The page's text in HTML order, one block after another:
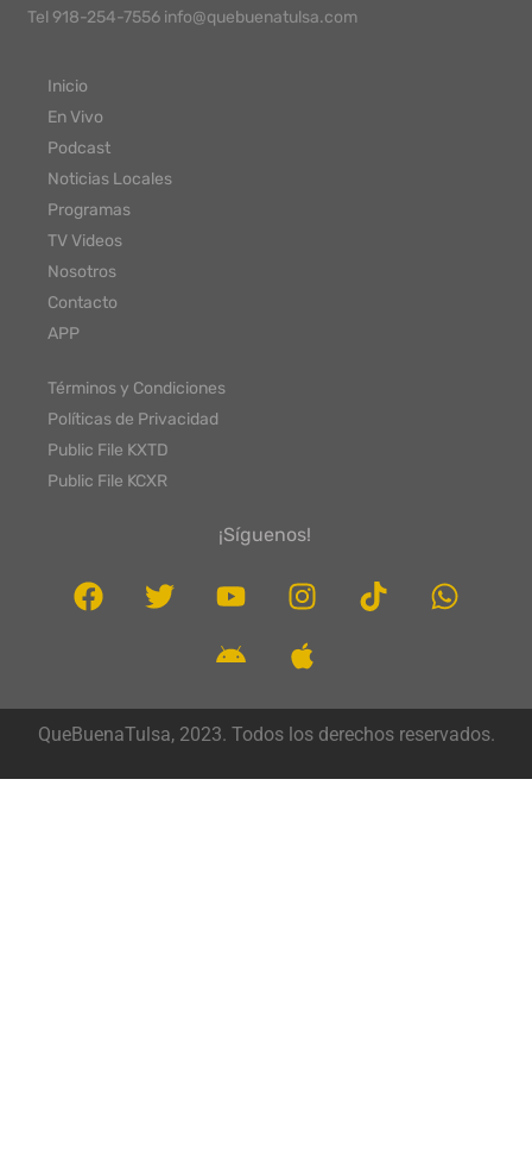
Tel 918-254-7556 info@quebuenatulsa.com
Inicio
En Vivo
Podcast
Noticias Locales
Programas
TV Videos
Nosotros
Contacto
APP
Términos y Condiciones
Políticas de Privacidad
Public File KXTD
Public File KCXR
¡Síguenos!
QueBuenaTulsa, 2023. Todos los derechos reservados.